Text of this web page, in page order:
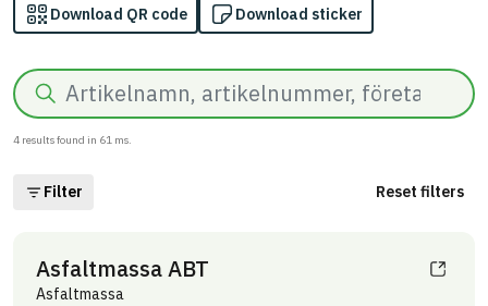
Download QR code Download sticker
Search
4 results found in 61 ms.
Filter Reset filters
Asfaltmassa ABT
Asfaltmassa